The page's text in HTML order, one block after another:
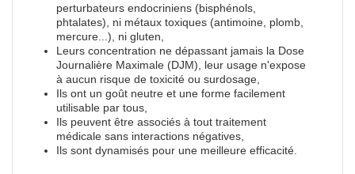
perturbateurs endocriniens (bisphénols,
phtalates), ni métaux toxiques (antimoine, plomb,
mercure...), ni gluten,
Leurs concentration ne dépassant jamais la Dose
Journalière Maximale (DJM), leur usage n'expose
à aucun risque de toxicité ou surdosage,
Ils ont un goût neutre et une forme facilement
utilisable par tous,
Ils peuvent être associés à tout traitement
médicale sans interactions négatives,
Ils sont dynamisés pour une meilleure efficacité.